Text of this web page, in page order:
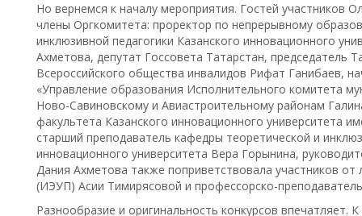
Но вернемся к началу мероприятия. Гостей участников
члены Оргкомитета: проректор по непрерывному
инклюзивной педагогики Казанского инновационного
Ахметова, депутат Госсовета Татарстан, председатель
Всероссийского общества инвалидов Рифат Ганибаев,
«Управление образования Исполнительного комитета
Ново-Савиновскому и Авиастроительному районам
факультета Казанского инновационного университета
старший преподаватель кафедры теоретической и
инновационного университета Вера Горынина,
Дания Ахметова также поприветствовала участников
(ИЭУП) Асии Тимирясовой и профессорско-
Разнообразие и оригинальность конкурсов впечатляет.